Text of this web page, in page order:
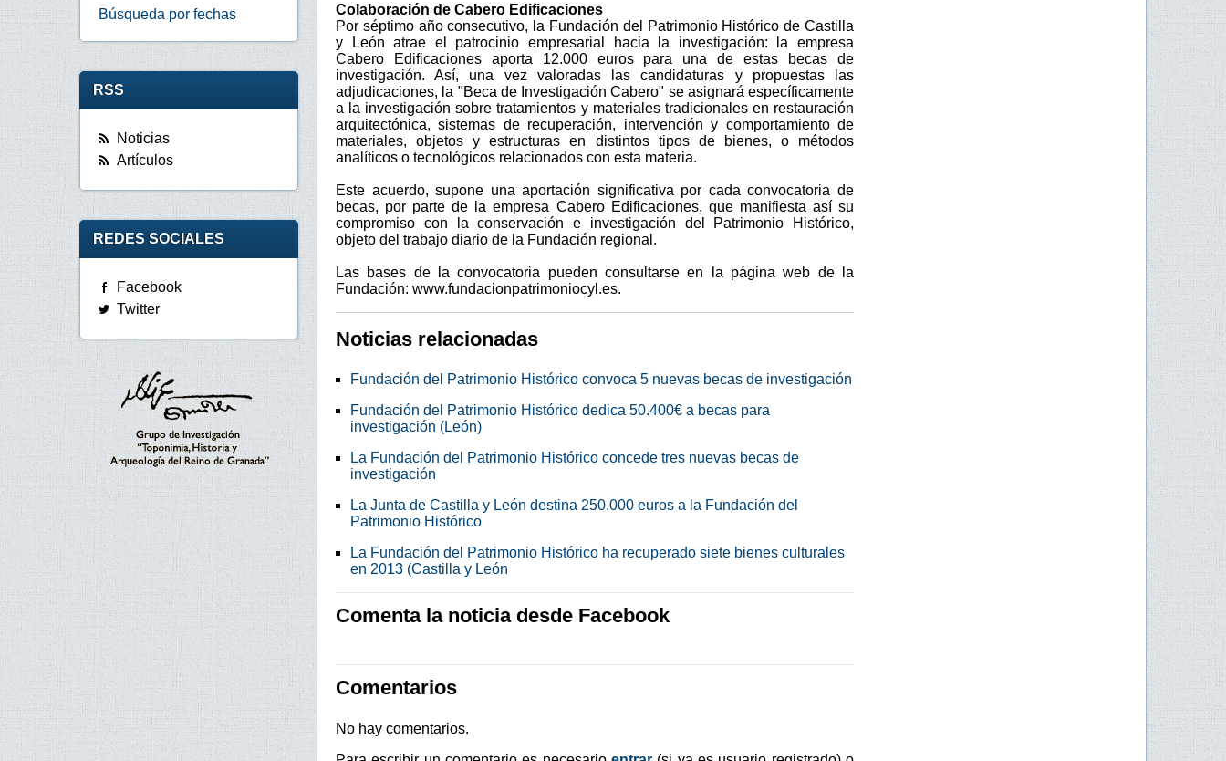
Colaboración de Cabero Edificaciones
Por séptimo año consecutivo, la Fundación del Patrimonio Histórico de Castilla
y León atrae el patrocinio empresarial hacia la investigación: la empresa
Cabero Edificaciones aporta 12.000 euros para una de estas becas de
investigación. Así, una vez valoradas las candidaturas y propuestas las
adjudicaciones, la "Beca de Investigación Cabero" se asignará específicamente
a la investigación sobre tratamientos y materiales tradicionales en restauración
arquitectónica, sistemas de recuperación, intervención y comportamiento de
materiales, objetos y estructuras en distintos tipos de bienes, o métodos
analíticos o tecnológicos relacionados con esta materia.
Este acuerdo, supone una aportación significativa por cada convocatoria de
becas, por parte de la empresa Cabero Edificaciones, que manifiesta así su
compromiso con la conservación e investigación del Patrimonio Histórico,
objeto del trabajo diario de la Fundación regional.
Las bases de la convocatoria pueden consultarse en la página web de la
Fundación: www.fundacionpatrimoniocyl.es.
Noticias relacionadas
Fundación del Patrimonio Histórico convoca 5 nuevas becas de investigación
Fundación del Patrimonio Histórico dedica 50.400€ a becas para
investigación (León)
La Fundación del Patrimonio Histórico concede tres nuevas becas de
investigación
La Junta de Castilla y León destina 250.000 euros a la Fundación del
Patrimonio Histórico
La Fundación del Patrimonio Histórico ha recuperado siete bienes culturales
en 2013 (Castilla y León
Comenta la noticia desde Facebook
Comentarios
No hay comentarios.
Búsqueda por fechas
RSS
Noticias
Artículos
REDES SOCIALES
Facebook
Twitter